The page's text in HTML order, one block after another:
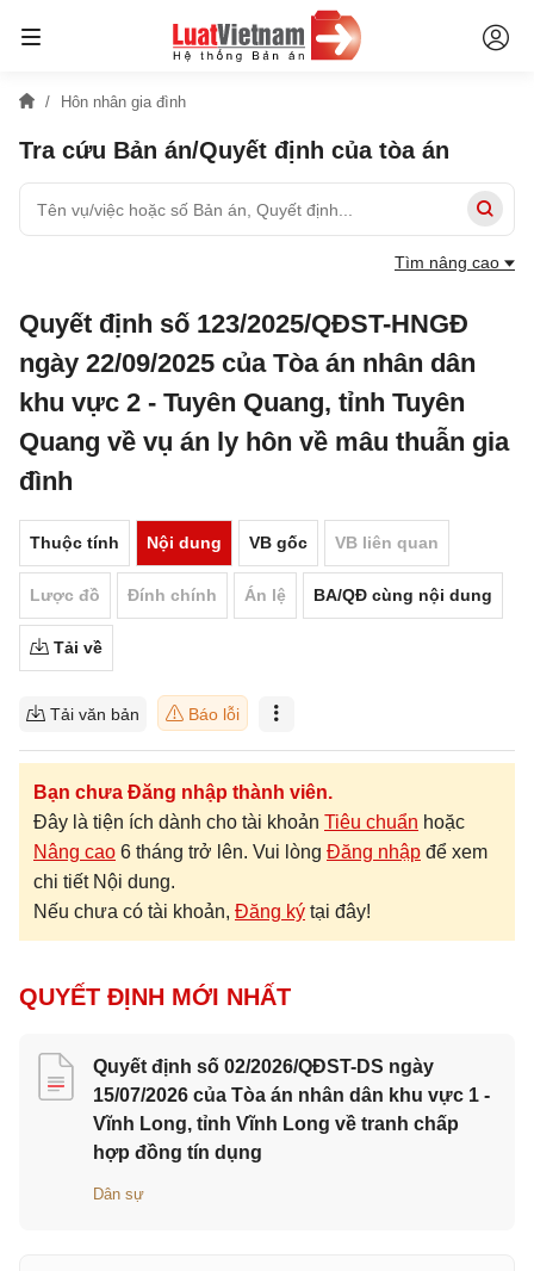
Hôn nhân gia đình
Tra cứu Bản án/Quyết định của tòa án
Tìm nâng cao
Quyết định số 123/2025/QĐST-HNGĐ
ngày 22/09/2025 của Tòa án nhân dân
khu vực 2 - Tuyên Quang, tỉnh Tuyên
Quang về vụ án ly hôn về mâu thuẫn gia
đình
Thuộc tính Nội dung VB gốc VB liên quan
Lược đồ Đính chính Án lệ BA/QĐ cùng nội dung
Tải về
Tải văn bản Báo lỗi
Bạn chưa Đăng nhập thành viên.
Đây là tiện ích dành cho tài khoản Tiêu chuẩn hoặc
Nâng cao 6 tháng trở lên. Vui lòng Đăng nhập để xem
chi tiết Nội dung.
Nếu chưa có tài khoản, Đăng ký tại đây!
QUYẾT ĐỊNH MỚI NHẤT
Quyết định số 02/2026/QĐST-DS ngày
15/07/2026 của Tòa án nhân dân khu vực 1 -
Vĩnh Long, tỉnh Vĩnh Long về tranh chấp
hợp đồng tín dụng
Dân sự